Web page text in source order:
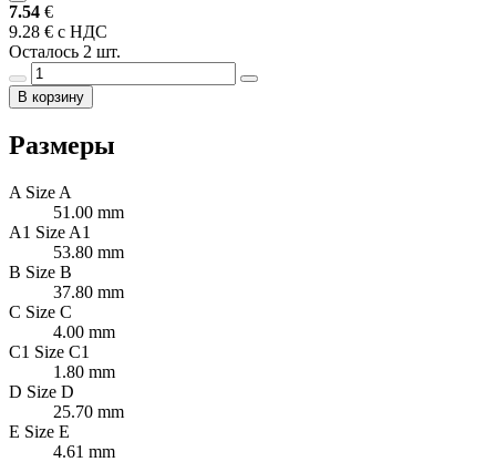
7.54 €
9.28 € с НДС
Осталось 2 шт.
В корзину
Размеры
A Size A
51.00 mm
A1 Size A1
53.80 mm
B Size B
37.80 mm
C Size C
4.00 mm
C1 Size C1
1.80 mm
D Size D
25.70 mm
E Size E
4.61 mm